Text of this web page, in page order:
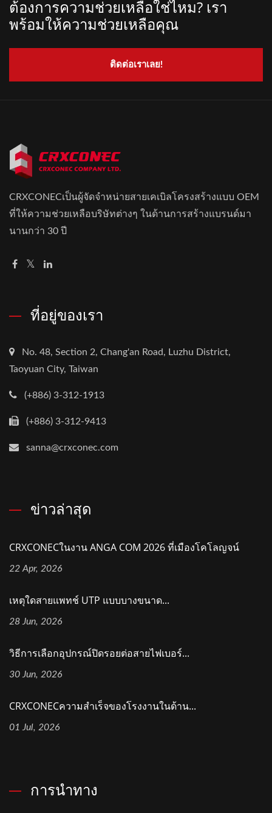
ต้องการความช่วยเหลือใช่ไหม? เรา
พร้อมให้ความช่วยเหลือคุณ
ติดต่อเราเลย!
CRXCONECเป็นผู้จัดจำหน่ายสายเคเบิลโครงสร้างแบบ OEM
ที่ให้ความช่วยเหลือบริษัทต่างๆ ในด้านการสร้างแบรนด์มา
นานกว่า 30 ปี
ที่อยู่ของเรา
No. 48, Section 2, Chang'an Road, Luzhu District,
Taoyuan City, Taiwan
(+886) 3-312-1913
(+886) 3-312-9413
sanna@crxconec.com
ข่าวล่าสุด
CRXCONECในงาน ANGA COM 2026 ที่เมืองโคโลญจน์
22 Apr, 2026
เหตุใดสายแพทช์ UTP แบบบางขนาด...
28 Jun, 2026
วิธีการเลือกอุปกรณ์ปิดรอยต่อสายไฟเบอร์...
30 Jun, 2026
CRXCONECความสำเร็จของโรงงานในด้าน...
01 Jul, 2026
การนำทาง